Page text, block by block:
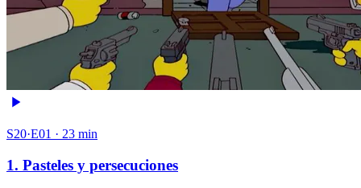
S20·E01 · 23 min
1. Pasteles y persecuciones